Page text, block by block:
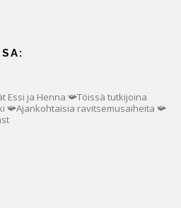
Essi ja Henna 📯Töissä tutkijoina
📯Ajankohtaisia ravitsemusaiheita 📯